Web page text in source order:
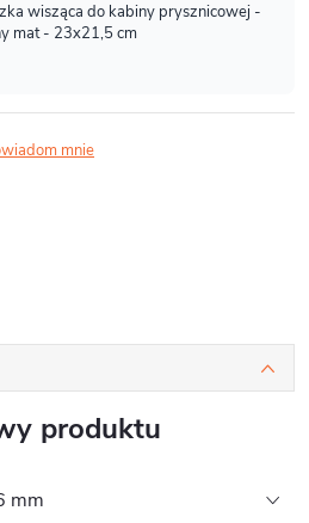
mnie
produktu
mm